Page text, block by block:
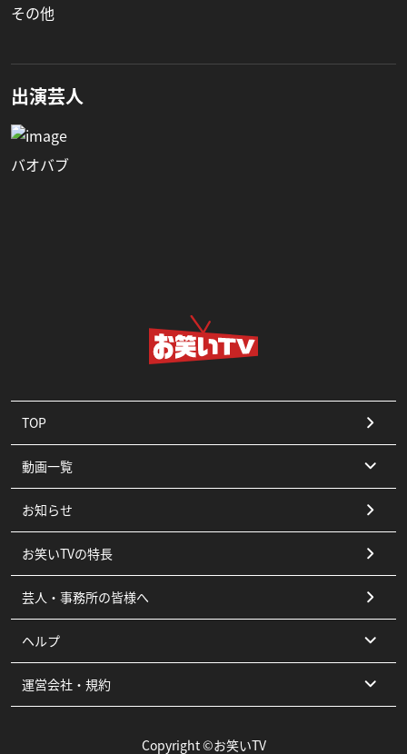
その他
出演芸人
バオバブ
TOP
動画一覧
コント
漫才
ピン
その他
お知らせ
お笑いTVの特長
芸人・事務所の皆様へ
ヘルプ
よくある質問
運営会社・規約
Copyright ©お笑いTV